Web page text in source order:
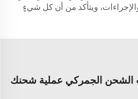
ويتأكد من أن كل شيءٍ
الشحن الجمركي عملية شحنك